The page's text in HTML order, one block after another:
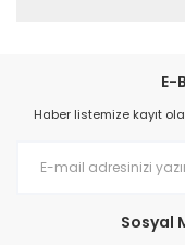
E-
Haber listemize kayıt
Sosyal